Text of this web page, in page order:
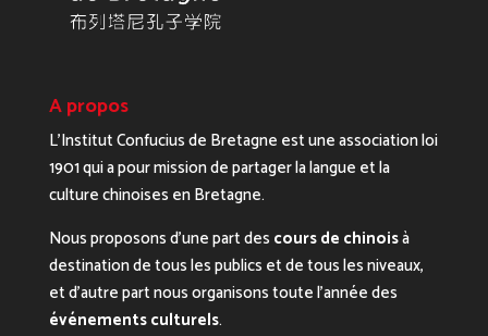
A propos
L’Institut Confucius de Bretagne est une association loi
1901 qui a pour mission de partager la langue et la
culture chinoises en Bretagne.
Nous proposons d’une part des cours de chinoisà
destination de tous les publics et de tous les niveaux,
et d’autre part nous organisons toute l’année des
événements culturels.